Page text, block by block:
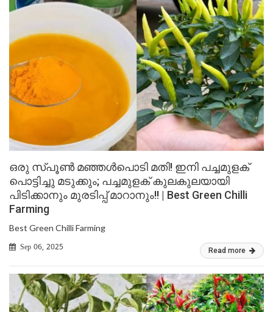
ഒരു സ്‌പൂൺ മഞ്ഞൾപൊടി മതി! ഇനി പച്ചമുളക്
പൊട്ടിച്ചു മടുക്കും; പച്ചമുളക് കുലകുലയായി
പിടിക്കാനും മുരടിപ്പ് മാറാനും!! | Best Green Chilli
Farming
Best Green Chilli Farming
Sep 06, 2025 Read more